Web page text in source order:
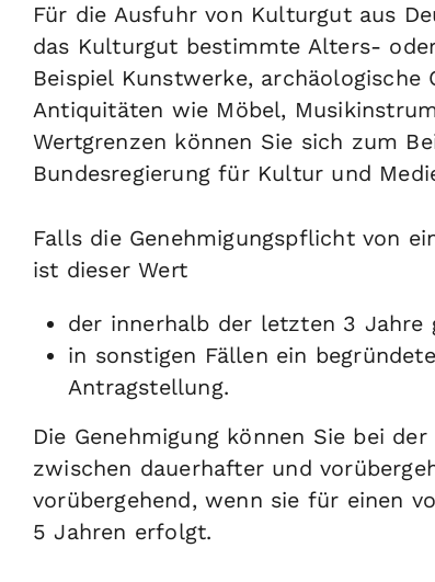
Für die Ausfuhr von Kulturgut aus
das Kulturgut bestimmte Alters-
Beispiel Kunstwerke,
Antiquitäten wie Möbel,
Wertgrenzen können Sie sich zum
Bundesregierung für Kultur und
Falls die Genehmigungspflicht von
ist dieser Wert
der innerhalb der letzten 3 Jahre
in sonstigen Fällen ein
Antragstellung.
Die Genehmigung können Sie bei
zwischen dauerhafter und
vorübergehend, wenn sie für einen
5 Jahren erfolgt.